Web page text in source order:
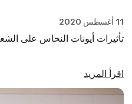
11 أغسطس 2020
تأثيرات أيونات النحاس على
اقرأ المزيد